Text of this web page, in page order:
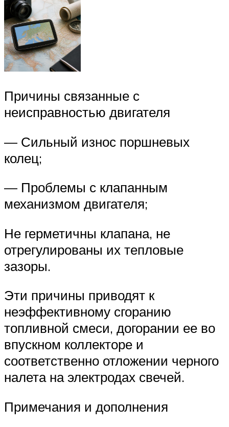
Причины связанные с
неисправностью двигателя
— Сильный износ поршневых
колец;
— Проблемы с клапанным
механизмом двигателя;
Не герметичны клапана, не
отрегулированы их тепловые
зазоры.
Эти причины приводят к
неэффективному сгоранию
топливной смеси, догорании ее во
впускном коллекторе и
соответственно отложении черного
налета на электродах свечей.
Примечания и дополнения